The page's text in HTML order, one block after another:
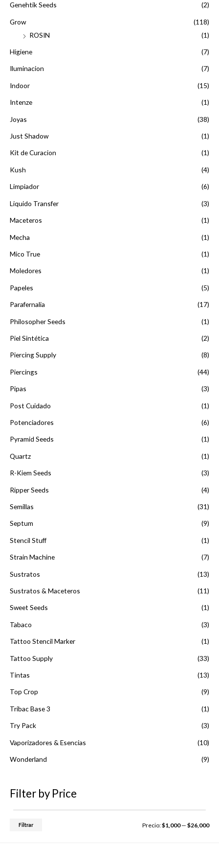
Genehtik Seeds (2)
Grow
(118)
ROSIN
(1)
Higiene (7)
Iluminacion (7)
Indoor (15)
Intenze (1)
Joyas (38)
Just Shadow (1)
Kit de Curacion (1)
Kush (4)
Limpiador (6)
Liquido Transfer (3)
Maceteros (1)
Mecha (1)
Mico True (1)
Moledores (1)
Papeles (5)
Parafernalia (17)
Philosopher Seeds (1)
Piel Sintética (2)
Piercing Supply (8)
Piercings (44)
Pipas (3)
Post Cuidado (1)
Potenciadores (6)
Pyramid Seeds (1)
Quartz (1)
R-Kiem Seeds (3)
Ripper Seeds (4)
Semillas (31)
Septum (9)
Stencil Stuff (1)
Strain Machine (7)
Sustratos (13)
Sustratos & Maceteros (11)
Sweet Seeds (1)
Tabaco (3)
Tattoo Stencil Marker (1)
Tattoo Supply (33)
Tintas (13)
Top Crop (9)
Tribac Base 3 (1)
Try Pack (3)
Vaporizadores & Esencias (10)
Wonderland (9)
Filter by Price
PP
Filtrar Precio:$1,000— $26,000